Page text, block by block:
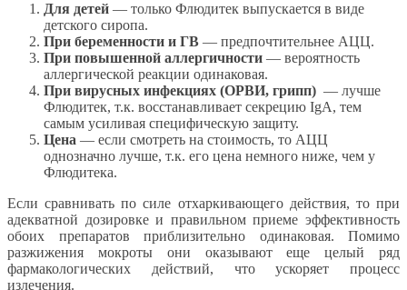
Для детей — только Флюдитек выпускается в виде
детского сиропа.
При беременности и ГВ — предпочтительнее АЦЦ.
При повышенной аллергичности — вероятность
аллергической реакции одинаковая.
При вирусных инфекциях (ОРВИ, грипп) — лучше
Флюдитек, т.к. восстанавливает секрецию IgA, тем
самым усиливая специфическую защиту.
Цена — если смотреть на стоимость, то АЦЦ
однозначно лучше, т.к. его цена немного ниже, чем у
Флюдитека.
Если сравнивать по силе отхаркивающего действия, то при
адекватной дозировке и правильном приеме эффективность
обоих препаратов приблизительно одинаковая. Помимо
разжижения мокроты они оказывают еще целый ряд
фармакологических действий, что ускоряет процесс
излечения.